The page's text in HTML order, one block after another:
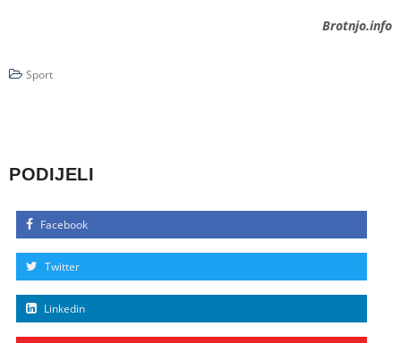
Brotnjo.info
Sport
PODIJELI
Facebook
Twitter
Linkedin